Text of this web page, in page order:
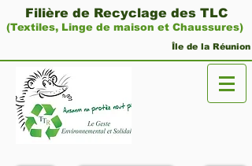
Filière de Recyclage des TLC
(Textiles, Linge de maison et Chaussures)
Île de la Réunion